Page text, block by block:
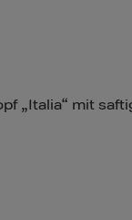
„Italia“ mit